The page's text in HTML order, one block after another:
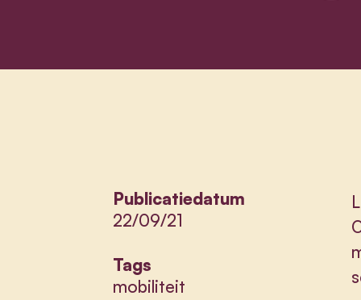
Publicatiedatum
22/09/21
Tags
mobiliteit